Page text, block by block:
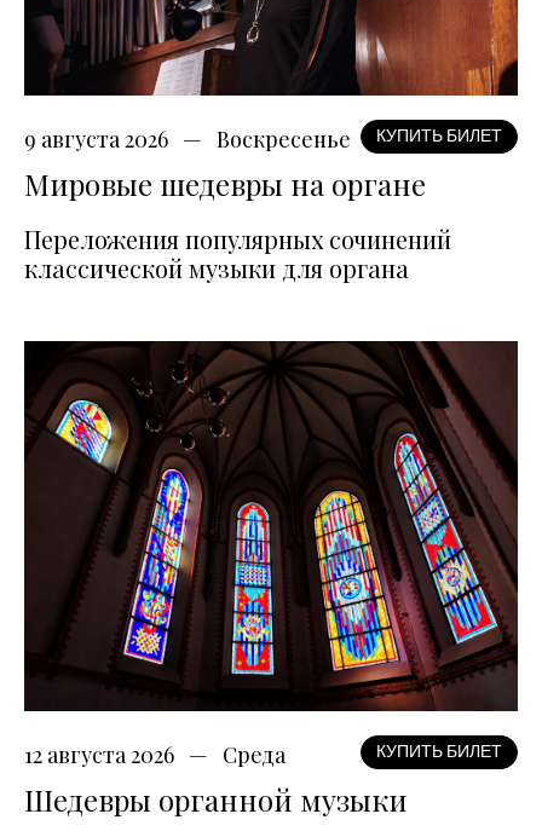
9 августа 2026 Воскресенье КУПИТЬ БИЛЕТ
Мировые шедевры на органе
Переложения популярных сочинений
классической музыки для органа
12 августа 2026 Среда КУПИТЬ БИЛЕТ
Шедевры органной музыки